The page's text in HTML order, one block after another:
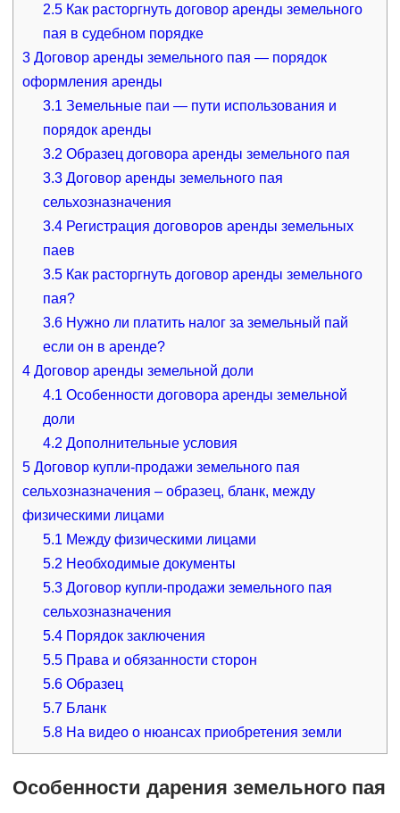
2.5 Как расторгнуть договор аренды земельного
пая в судебном порядке
3Договор аренды земельного пая — порядок
оформления аренды
3.1 Земельные паи — пути использования и
порядок аренды
3.2 Образец договора аренды земельного пая
3.3 Договор аренды земельного пая
сельхозназначения
3.4 Регистрация договоров аренды земельных
паев
3.5 Как расторгнуть договор аренды земельного
пая?
3.6 Нужно ли платить налог за земельный пай
если он в аренде?
4Договор аренды земельной доли
4.1 Особенности договора аренды земельной
доли
4.2 Дополнительные условия
5Договор купли-продажи земельного пая
сельхозназначения – образец, бланк, между
физическими лицами
5.1 Между физическими лицами
5.2 Необходимые документы
5.3 Договор купли-продажи земельного пая
сельхозназначения
5.4 Порядок заключения
5.5 Права и обязанности сторон
5.6 Образец
5.7 Бланк
5.8 На видео о нюансах приобретения земли
Особенности дарения земельного пая